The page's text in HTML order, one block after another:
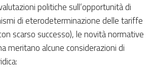
politiche sull’opportunità di
di eterodeterminazione delle tariffe
scarso successo), le novità normative
meritano alcune considerazioni di